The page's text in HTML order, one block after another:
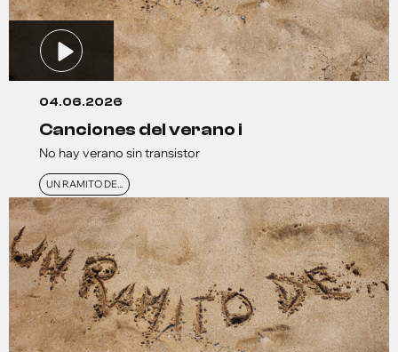
04.06.2026
canciones del verano i
No hay verano sin transistor
UN RAMITO DE...